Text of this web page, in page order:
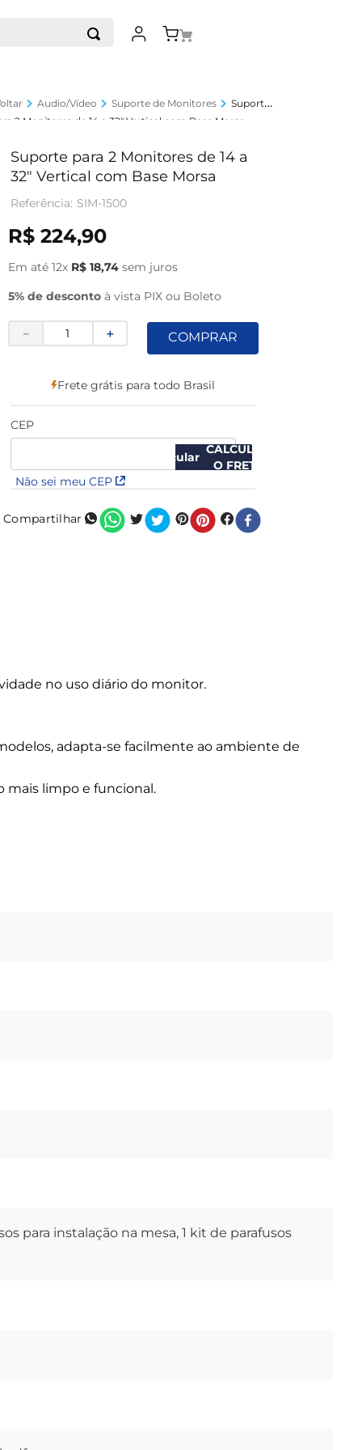
Audio/Vídeo Suporte de Monitores
Suporte
2 Monitores de 14 a 32" Vertical com Base Morsa
Suporte para 2 Monitores de 14 a
32" Vertical com Base Morsa
SIM-1500
R$ 224,90
Em até 12x R$ 18,74sem juros
5% de descontoà vista PIX ou Boleto
＋
－ COMPRAR
Frete grátis para todo Brasil
CEP
Não sei meu CEP
CALCULAR
O FRETE
Compartilhar
no uso diário do monitor.
adapta-se facilmente ao ambiente de
mais limpo e funcional.
para instalação na mesa, 1 kit de parafusos